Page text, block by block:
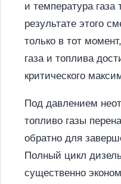
и температура газа
результате этого
только в тот
газа и топлива
критического
Под давлением
топливо газы
обратно для
Полный цикл
существенно